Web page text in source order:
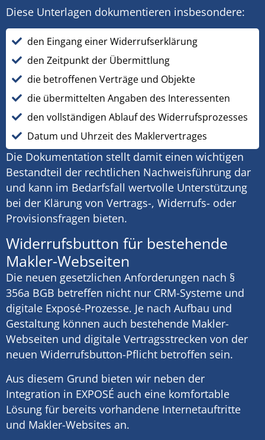
Diese Unterlagen dokumentieren insbesondere:
den Eingang einer Widerrufserklärung
den Zeitpunkt der Übermittlung
die betroffenen Verträge und Objekte
die übermittelten Angaben des Interessenten
den vollständigen Ablauf des Widerrufsprozesses
Datum und Uhrzeit des Maklervertrages
Die Dokumentation stellt damit einen wichtigen
Bestandteil der rechtlichen Nachweisführung dar
und kann im Bedarfsfall wertvolle Unterstützung
bei der Klärung von Vertrags-, Widerrufs- oder
Provisionsfragen bieten.
Widerrufsbutton für bestehende
Makler-Webseiten
Die neuen gesetzlichen Anforderungen nach §
356a BGB betreffen nicht nur CRM-Systeme und
digitale Exposé-Prozesse. Je nach Aufbau und
Gestaltung können auch bestehende Makler-
Webseiten und digitale Vertragsstrecken von der
neuen Widerrufsbutton-Pflicht betroffen sein.
Aus diesem Grund bieten wir neben der
Integration in EXPOSÉ auch eine komfortable
Lösung für bereits vorhandene Internetauftritte
und Makler-Websites an.